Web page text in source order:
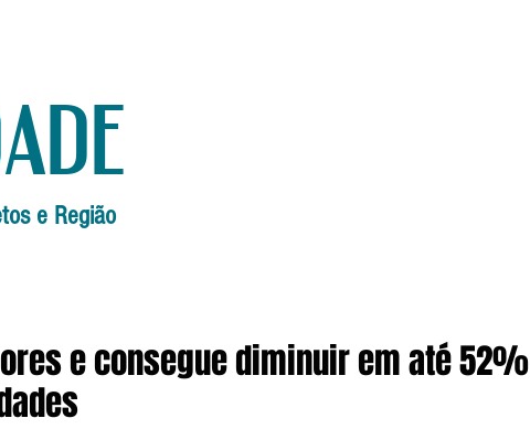
e Região
e consegue diminuir em até 52%